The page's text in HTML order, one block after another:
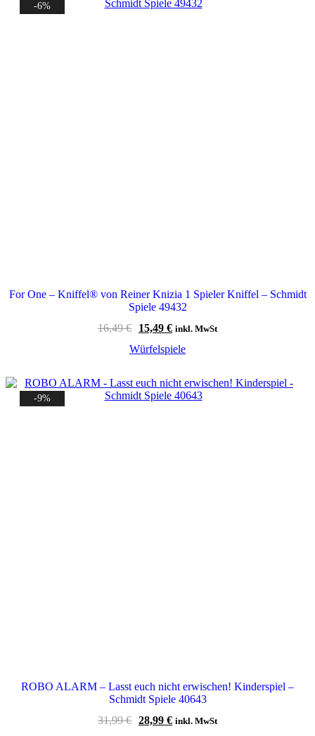
-6%
For One – Kniffel® von Reiner Knizia 1 Spieler Kniffel – Schmidt
Spiele 49432
16,49€
Ursprünglicher
war:
15,49 €Aktueller
ist:
inkl. MwSt
Würfelspiele
-9%
ROBO ALARM – Lasst euch nicht erwischen! Kinderspiel –
Schmidt Spiele 40643
31,99€ Ursprünglicher
28,99 €Aktueller
inkl. MwSt